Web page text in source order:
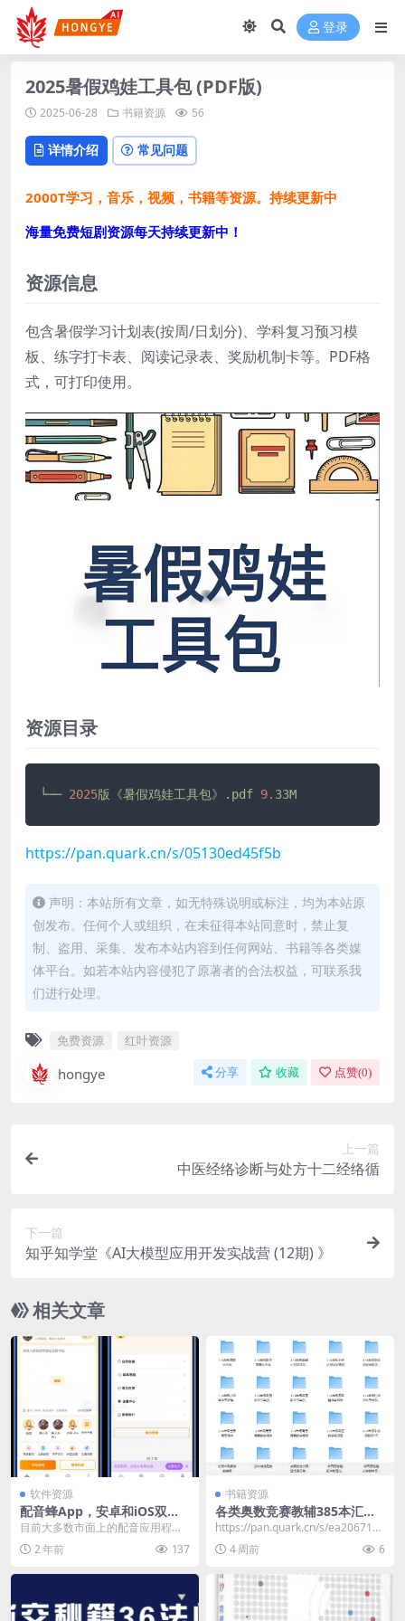
登录
2025暑假鸡娃工具包 (PDF版)
2025-06-28 书籍资源 56
详情介绍 常见问题
2000T学习，音乐，视频，书籍等资源。持续更新中
海量免费短剧资源每天持续更新中！
资源信息
包含暑假学习计划表(按周/日划分)、学科复习预习模
板、练字打卡表、阅读记录表、奖励机制卡等。PDF格
式，可打印使用。
资源目录
└── 2025版《暑假鸡娃工具包》.pdf 9. 33M
https://pan.quark.cn/s/05130ed45f5b
声明：本站所有文章，如无特殊说明或标注，均为本站原
创发布。任何个人或组织，在未征得本站同意时，禁止复
制、盗用、采集、发布本站内容到任何网站、书籍等各类媒
体平台。如若本站内容侵犯了原著者的合法权益，可联系我
们进行处理。
免费资源 红叶资源
hongye 分享 收藏 点赞(0)
上一篇
中医经络诊断与处方十二经络循
下一篇
知乎知学堂《AI大模型应用开发实战营 (12期) 》
相关文章
软件资源
配音蜂App，安卓和iOS双端
可用，目前完全免费！
目前大多数市面上的配音应用程序
都需要付费，但今天我要向大家推
荐一款新推出的配音工...
2 年前 137
书籍资源
各类奥数竞赛教辅385本汇
总，覆盖小学至高中1-12年级
https://pan.quark.cn/s/ea2067100
945​
4 周前 6